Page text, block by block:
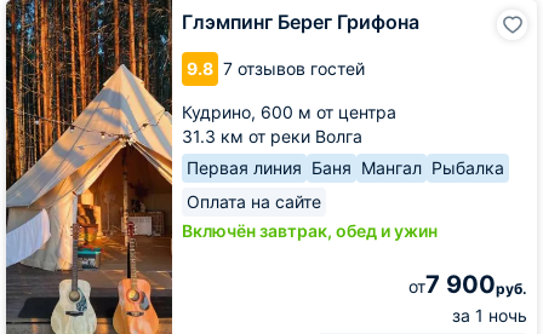
Глэмпинг Берег Грифона
9.8 7 отзывов гостей
Кудрино, 600 м от центра
31.3 км от реки Волга
Первая линия Баня Мангал Рыбалка
Оплата на сайте
Включён завтрак, обед и ужин
от7 900руб.
за 1 ночь
Глэмпинг
Берег
Грифона